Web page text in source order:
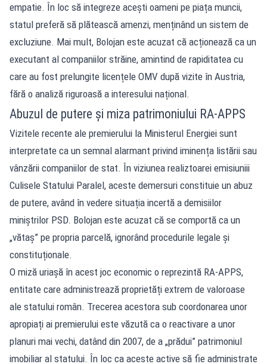
empatie. În loc să integreze acești oameni pe piața muncii,
statul preferă să plătească amenzi, menținând un sistem de
excluziune. Mai mult, Bolojan este acuzat că acționează ca un
executant al companiilor străine, amintind de rapiditatea cu
care au fost prelungite licențele OMV după vizite în Austria,
fără o analiză riguroasă a interesului național.
Abuzul de putere și miza patrimoniului RA-APPS
Vizitele recente ale premierului la Ministerul Energiei sunt
interpretate ca un semnal alarmant privind iminența listării sau
vânzării companiilor de stat. În viziunea realiztoarei emisiuniii
Culisele Statului Paralel, aceste demersuri constituie un abuz
de putere, având în vedere situația incertă a demisiilor
miniștrilor PSD. Bolojan este acuzat că se comportă ca un
„vătaș” pe propria parcelă, ignorând procedurile legale și
constituționale.
O miză uriașă în acest joc economic o reprezintă RA-APPS,
entitate care administrează proprietăți extrem de valoroase
ale statului român. Trecerea acestora sub coordonarea unor
apropiați ai premierului este văzută ca o reactivare a unor
planuri mai vechi, datând din 2007, de a „prădui” patrimoniul
imobiliar al statului. În loc ca aceste active să fie administrate